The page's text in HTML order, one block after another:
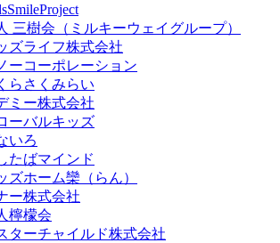
三樹会（ミルキーウェイグループ）
ズライフ株式会社
ーコーポレーション
らさくみらい
ミー株式会社
ーバルキッズ
いろ
たばマインド
ズホーム欒（らん）
ー株式会社
檸檬会
ターチャイルド株式会社